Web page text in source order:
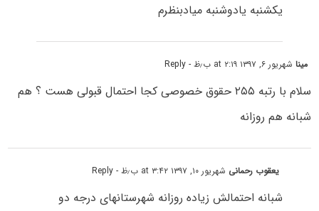
یکشنبه یادوشنبه میادبنظرم
میناشهریور ۶, ۱۳۹۷ at ۲:۱۹ ب٫ظ - Reply
سلام با رتبه ۲۵۵ حقوق خصوصی کجا احتمال قبولی هست ؟ هم
شبانه هم روزانه
یعقوب رحمانی شهریور ۱۰, ۱۳۹۷ at ۳:۴۲ ب٫ظ - Reply
شبانه احتمالش زیاده روزانه شهرستانهای درجه دو